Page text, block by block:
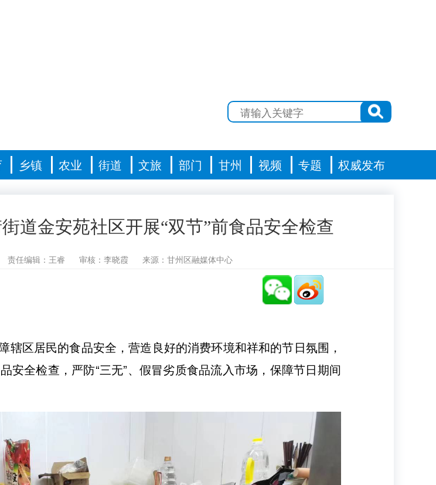
乡镇 农业 街道 文旅 部门 甘州 视频 专题 权威发布
道金安苑社区开展“双节”前食品安全检查
责任编辑：王睿 审核：李晓霞 来源：甘州区融媒体中心
辖区居民的食品安全，营造良好的消费环境和祥和的节日氛围，
安全检查，严防“三无”、假冒劣质食品流入市场，保障节日期间